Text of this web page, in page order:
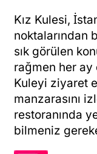
Kız Kulesi,
noktalarından
sık görülen
rağmen her ay
Kuleyi ziyaret
manzarasını
restoranında
bilmeniz